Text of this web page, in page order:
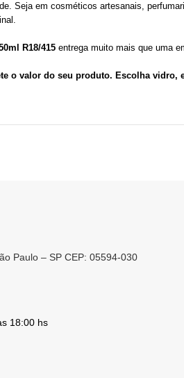
Seja em cosméticos artesanais,
R18/415 entrega muito mais que uma
o valor do seu produto. Escolha vidro,
Paulo – SP CEP: 05594-030
18:00 hs